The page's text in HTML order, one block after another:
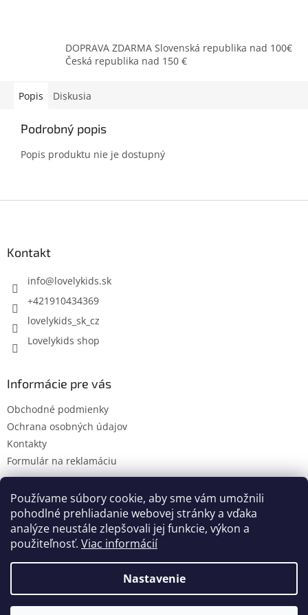
Používame súbory cookie, aby sme vám umožnili
pohodlné prehliadanie webovej stránky a vďaka
analýze neustále zlepšovali jej funkcie, výkon a
použiteľnosť. Viac informácií
Nastavenie
DOPRAVA ZDARMA Slovenská republika nad 100€
Česká republika nad 150 €
Popis Diskusia
Podrobný popis
Popis produktu nie je dostupný
Kontakt
info@lovelykids.sk
+421910434369
lovelykids_sk_cz
Lovelykids shop
Informácie pre vás
Obchodné podmienky
Ochrana osobných údajov
Kontakty
Formulár na reklamáciu
Kontakty Novinky
Vytvoril Shoptet